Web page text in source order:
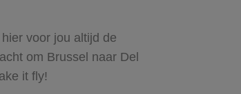
voor jou altijd de
om Brussel naar Del
it fly!